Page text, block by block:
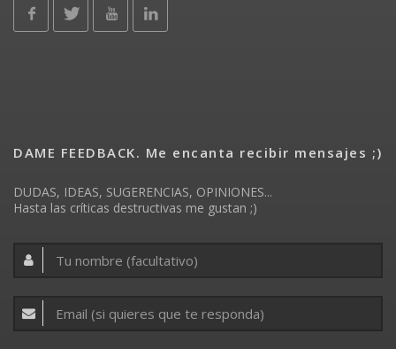
DAME FEEDBACK. Me encanta recibir mensajes ;)
DUDAS, IDEAS, SUGERENCIAS, OPINIONES...
Hasta las críticas destructivas me gustan ;)